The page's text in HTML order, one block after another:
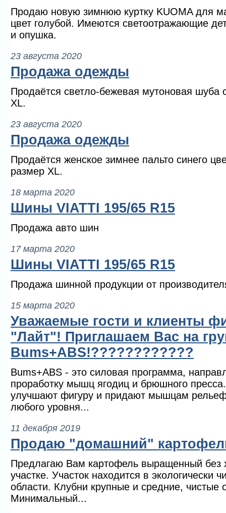
Продаю новую зимнюю куртку KUOMA для
цвет голубой. Имеются светоотражающие
и опушка.
23 августа 2020
Продажа одежды
Продаётся светло-бежевая мутоновая
XL.
23 августа 2020
Продажа одежды
Продаётся женское зимнее пальто синего
размер XL.
18 марта 2020
Шины VIATTI 195/65 R15
Продажа авто шин
17 марта 2020
Шины VIATTI 195/65 R15
Продажа шинной продукции от
15 марта 2020
Уважаемые гости и клиенты
"Лайт"! Приглашаем Вас на
Bums+ABS!????????????
Bums+ABS - это силовая программа,
проработку мышц ягодиц и брюшного
улучшают фигуру и придают мышцам
любого уровня...
11 декабря 2019
Продаю "домашний"
Предлагаю Вам картофель выращенный без
участке. Участок находится в экологически
области. Клубни крупные и средние, чистые
Минимальный...